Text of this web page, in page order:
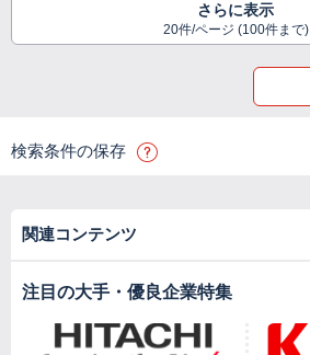
さらに表示
20件/ページ (100件まで)
検索条件の保存
関連コンテンツ
注目の大手・優良企業特集